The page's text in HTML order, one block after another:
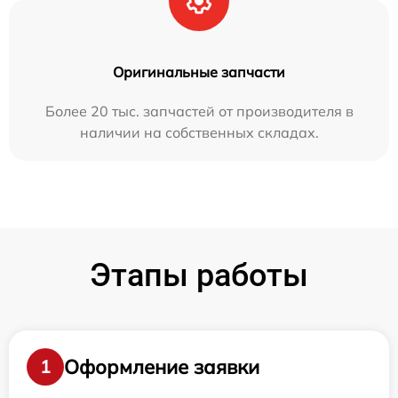
Оригинальные запчасти
Более 20 тыс. запчастей от производителя в
наличии на собственных складах.
Этапы работы
1
Оформление заявки